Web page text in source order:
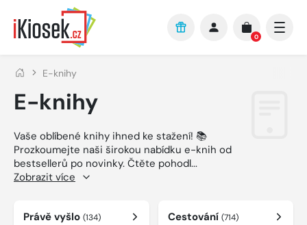
Přejít na hlavní obsah
0
E-knihy
E-knihy
Vaše oblíbené knihy ihned ke stažení! 📚
Prozkoumejte naši širokou nabídku e-knih od
bestsellerů po novinky. Čtěte pohodl...
Zobrazit více
Právě vyšlo (134) Cestování (714)